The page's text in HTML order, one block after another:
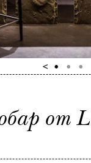
от